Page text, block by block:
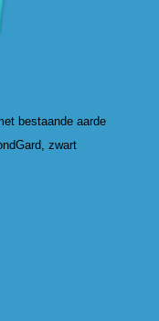
bestaande aarde
zwart